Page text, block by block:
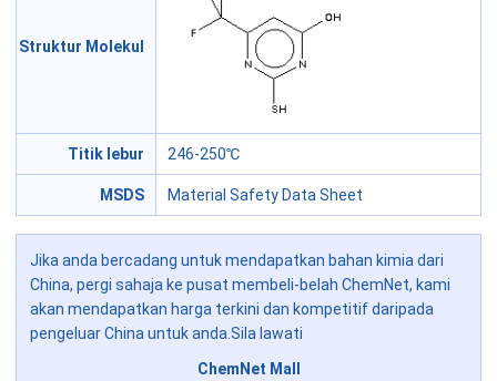
Struktur Molekul
Titik lebur 246-250℃
MSDS Material Safety Data Sheet
Jika anda bercadang untuk mendapatkan bahan kimia dari
China, pergi sahaja ke pusat membeli-belah ChemNet, kami
akan mendapatkan harga terkini dan kompetitif daripada
pengeluar China untuk anda.Sila lawati
ChemNet Mall